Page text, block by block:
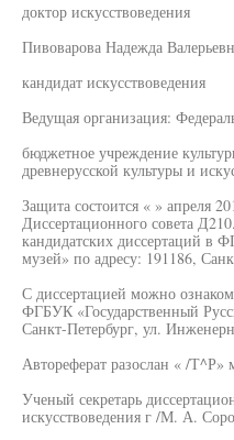
доктор искусствоведения
Пивоварова Надежда
кандидат искусствоведения
Ведущая организация:
бюджетное учреждение
древнерусской культуры и
Защита состоится « » апреля
Диссертационного совета
кандидатских диссертаций в
музей» по адресу: 191186,
С диссертацией можно
ФГБУК «Государственный
Санкт-Петербург, ул.
Автореферат разослан « /Т^Р»
Ученый секретарь
искусствоведения г /М. А.